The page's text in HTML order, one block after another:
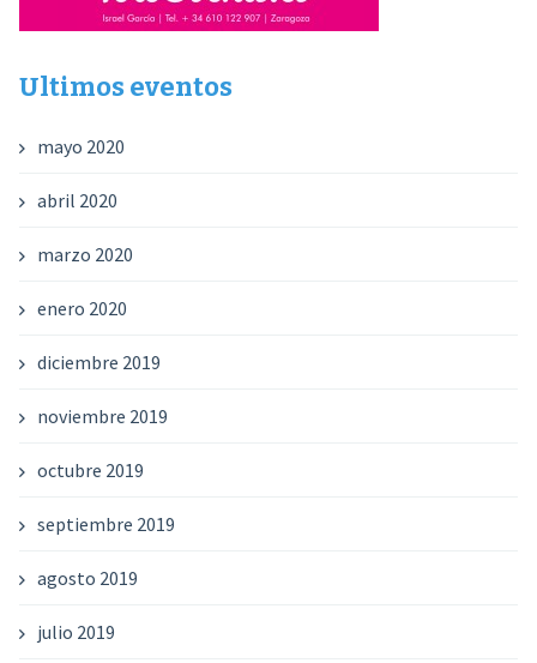
Ultimos eventos
mayo 2020
abril 2020
marzo 2020
enero 2020
diciembre 2019
noviembre 2019
octubre 2019
septiembre 2019
agosto 2019
julio 2019